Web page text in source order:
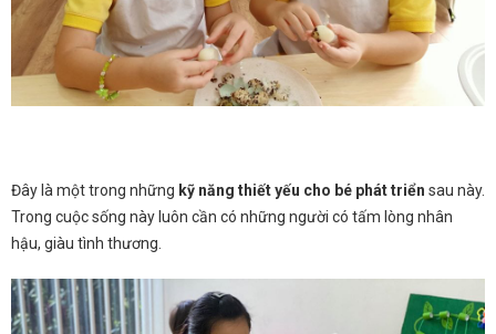
Đây là một trong những kỹ năng thiết yếu cho bé phát triển sau này.
Trong cuộc sống này luôn cần có những người có tấm lòng nhân
hậu, giàu tình thương.